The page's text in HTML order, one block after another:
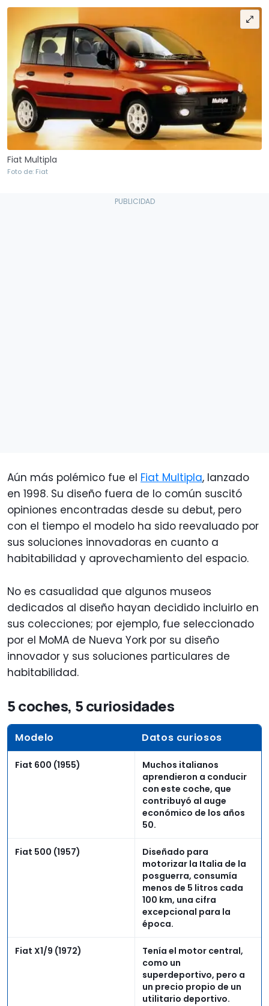
Fiat Multipla
Foto de: Fiat
Aún más polémico fue el Fiat Multipla, lanzado
en 1998. Su diseño fuera de lo común suscitó
opiniones encontradas desde su debut, pero
con el tiempo el modelo ha sido reevaluado por
sus soluciones innovadoras en cuanto a
habitabilidad y aprovechamiento del espacio.
No es casualidad que algunos museos
dedicados al diseño hayan decidido incluirlo en
sus colecciones; por ejemplo, fue seleccionado
por el MoMA de Nueva York por su diseño
innovador y sus soluciones particulares de
habitabilidad.
5 coches, 5 curiosidades
Modelo Datos curiosos
Fiat 600 (1955)
Muchos italianos
aprendieron a conducir
con este coche, que
contribuyó al auge
económico de los años
50.
Fiat 500 (1957)
Diseñado para
motorizar la Italia de la
posguerra, consumía
menos de 5 litros cada
100 km, una cifra
excepcional para la
época.
Fiat X1/9 (1972)
Tenía el motor central,
como un
superdeportivo, pero a
un precio propio de un
utilitario deportivo.